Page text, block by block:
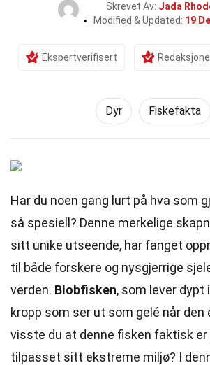
Skrevet Av: Jada
Modified & Updated: 19
Ekspertverifisert
Dyr Fiskefakta
Har du noen gang lurt på hva som
så spesiell? Denne merkelige
sitt unike utseende, har fanget
til både forskere og nysgjerrige
verden. Blobfisken, som lever dypt
kropp som ser ut som gelé når den
visste du at denne fisken faktisk
tilpasset sitt ekstreme miljø? I